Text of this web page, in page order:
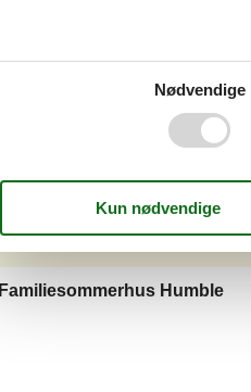
Familiesommerhus Hov
Familiesommerhus Humble
Nødvendige